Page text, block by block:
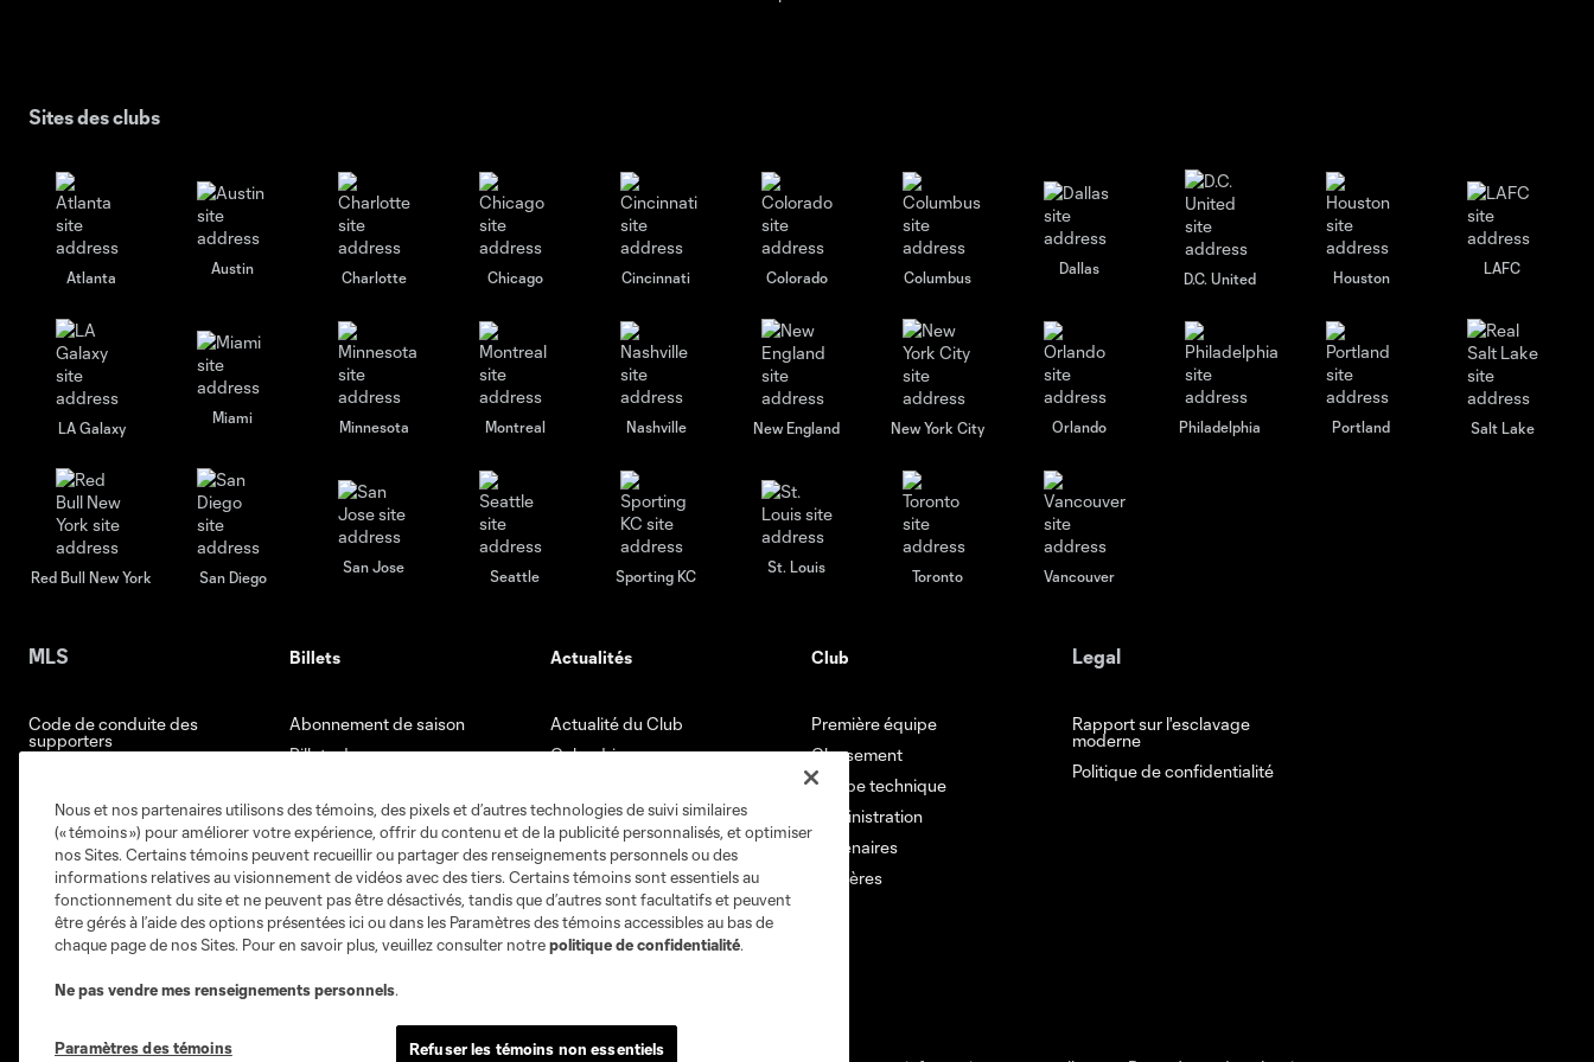
Sites des clubs
Atlanta
Austin
Charlotte Chicago Cincinnati Colorado Columbus
Dallas
D.C. United Houston
LAFC
LA Galaxy
Miami
Minnesota Montreal Nashville New England New York City Orlando Philadelphia Portland Salt Lake
Red Bull New York San Diego
San Jose
Seattle Sporting KC
St. Louis
Toronto Vancouver
MLS
Code de conduite des
supporters
Règlement relatif aux joueurs
Billets
Abonnement de saison
Billets de groupe
Espaces Hospitalité
Loges de Saison
Mercato des membres
Actualités
Actualité du Club
Calendrier
Club
Première équipe
Classement
Équipe technique
Administration
Partenaires
Carrières
Legal
Rapport sur l'esclavage
moderne
Politique de confidentialité
Nous et nos partenaires utilisons des témoins, des pixels et d’autres technologies de suivi similaires
(« témoins ») pour améliorer votre expérience, offrir du contenu et de la publicité personnalisés, et optimiser
nos Sites. Certains témoins peuvent recueillir ou partager des renseignements personnels ou des
informations relatives au visionnement de vidéos avec des tiers. Certains témoins sont essentiels au
fonctionnement du site et ne peuvent pas être désactivés, tandis que d’autres sont facultatifs et peuvent
être gérés à l’aide des options présentées ici ou dans les Paramètres des témoins accessibles au bas de
chaque page de nos Sites. Pour en savoir plus, veuillez consulter notrepolitique de confidentialité.
Ne pas vendre mes renseignements personnels.
Paramètres des témoins Refuser les témoins non essentiels